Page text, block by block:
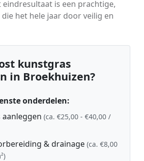
is een prachtige,
het hele jaar door veilig en
kunstgras
in Broekhuizen?
onderdelen:
(ca. €25,00 - €40,00 /
& drainage (ca. €8,00